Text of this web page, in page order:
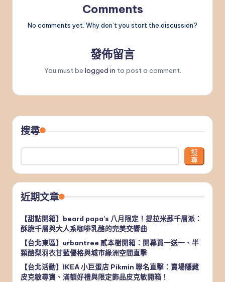
Comments
No comments yet. Why don’t you start the discussion?
發佈留言
You must be logged in to post a comment.
搜尋
搜
尋
近期文章
【甜點開箱】beard papa’s 八月限定！提拉米蘇千層派：
酥脆千層與大人系咖啡乳酪的完美交響曲
【台北東區】urbantree 貳本樹開箱：開幕買一送一、半
顆酪梨羽衣甘藍優格與城市綠洲空間直擊
【台北活動】IKEA 小巨蛋店 Pikmin 聯名直擊：賣場隱藏
皮克敏尋寶、滿額好禮與限定飾品皮克敏開箱！